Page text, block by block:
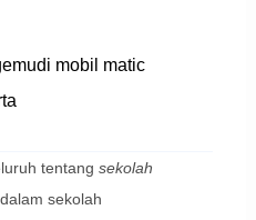
mobil matic
tentang sekolah
sekolah